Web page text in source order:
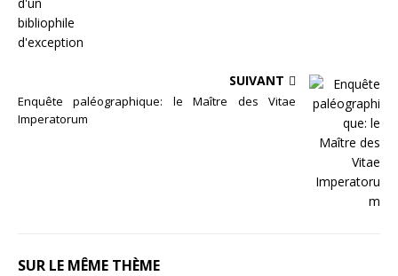
SUIVANT
Enquête paléographique: le Maître des Vitae
Imperatorum
SUR LE MÊME THÈME